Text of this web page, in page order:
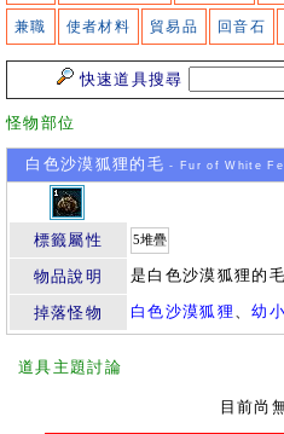
兼職 使者材料 貿易品 回音石
快速道具搜尋
怪物部位
白色沙漠狐狸的毛 - Fur of White
標籤屬性 5堆疊
物品說明 是白色沙漠狐狸的
掉落怪物 白色沙漠狐狸 、幼
道具主題討論
目前尚